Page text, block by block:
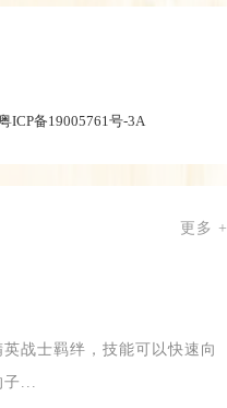
ICP备19005761号-3A
更多 +
战士羁绊，技能可以快速向
子...